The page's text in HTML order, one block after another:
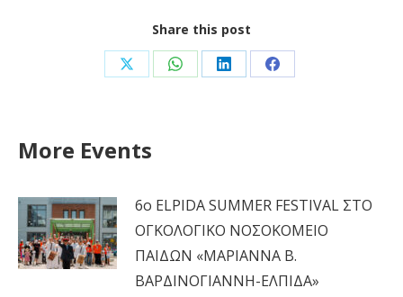
Share this post
Share Share Share Share
More Events
6ο ELPIDA SUMMER FESTIVAL ΣΤΟ
ΟΓΚΟΛΟΓΙΚΟ ΝΟΣΟΚΟΜΕΙΟ
ΠΑΙΔΩΝ «ΜΑΡΙΑΝΝΑ Β.
ΒΑΡΔΙΝΟΓΙΑΝΝΗ-ΕΛΠΙΔΑ»